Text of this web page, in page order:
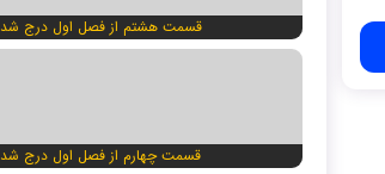
قسمت هشتم از فصل اول درج شد
قسمت چهارم از فصل اول درج شد